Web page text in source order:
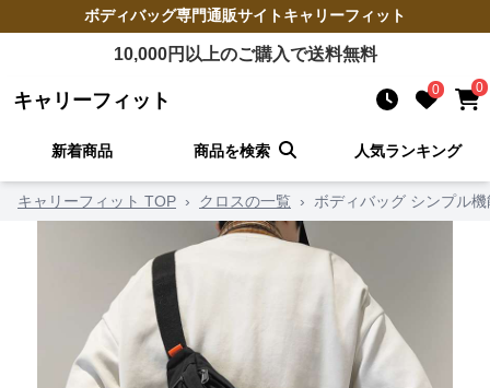
ボディバッグ専門通販サイトキャリーフィット
10,000円以上のご購入で送料無料
キャリーフィット 0 0
新着商品 商品を検索 人気ランキング
キャリーフィット TOP › クロスの一覧 › ボディバッグ シンプル